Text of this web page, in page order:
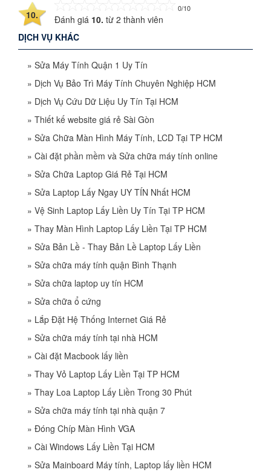
10.
0/10
Đánh giá 10. từ 2 thành viên
DỊCH VỤ KHÁC
» Sửa Máy Tính Quận 1 Uy Tín
» Dịch Vụ Bảo Trì Máy Tính Chuyên Nghiệp HCM
» Dịch Vụ Cứu Dữ Liệu Uy Tín Tại HCM
» Thiết kế website giá rẻ Sài Gòn
» Sửa Chữa Màn Hình Máy Tính, LCD Tại TP HCM
» Cài đặt phần mềm và Sửa chữa máy tính online
» Sửa Chữa Laptop Giá Rẻ Tại HCM
» Sửa Laptop Lấy Ngay UY TÍN Nhất HCM
» Vệ Sinh Laptop Lấy Liền Uy Tín Tại TP HCM
» Thay Màn Hình Laptop Lấy Liền Tại TP HCM
» Sửa Bản Lề - Thay Bản Lề Laptop Lấy Liền
» Sửa chữa máy tính quận Bình Thạnh
» Sửa chữa laptop uy tín HCM
» Sửa chữa ổ cứng
» Lắp Đặt Hệ Thống Internet Giá Rẻ
» Sửa chữa máy tính tại nhà HCM
» Cài đặt Macbook lấy liền
» Thay Vỏ Laptop Lấy Liền Tại TP HCM
» Thay Loa Laptop Lấy Liền Trong 30 Phút
» Sửa chữa máy tính tại nhà quận 7
» Đóng Chíp Màn Hình VGA
» Cài Windows Lấy Liền Tại HCM
» Sửa Mainboard Máy tính, Laptop lấy liền HCM